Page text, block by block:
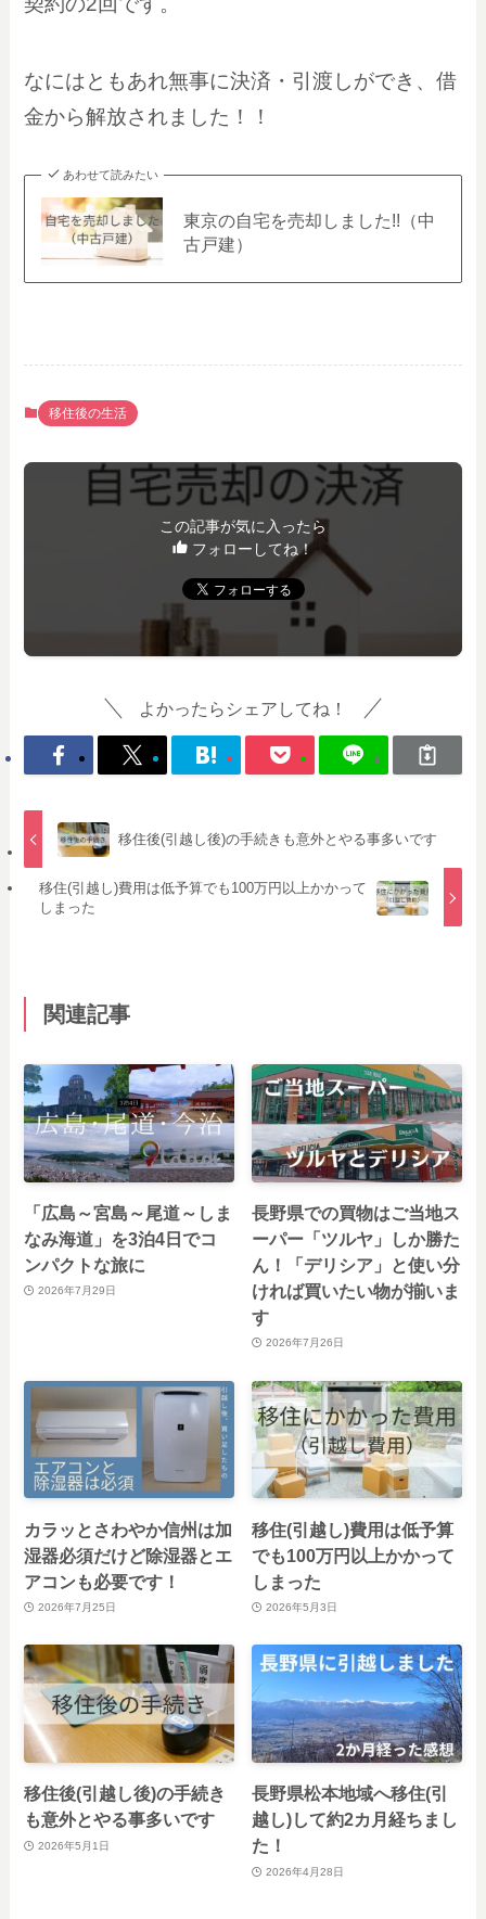
なにはともあれ無事に決済・引渡しができ、借
金から解放されました！！
あわせて読みたい
東京の自宅を売却しました!!（中
古戸建）
移住後の生活
この記事が気に入ったら
フォローしてね！
よかったらシェアしてね！
移住後(引越し後)の手続きも意外とやる事多いです
移住(引越し)費用は低予算でも100万円以上かかって
しまった
関連記事
「広島～宮島～尾道～しま
なみ海道」を3泊4日でコ
ンパクトな旅に
2026年7月29日
長野県での買物はご当地ス
ーパー「ツルヤ」しか勝た
ん！「デリシア」と使い分
ければ買いたい物が揃いま
す
2026年7月26日
カラッとさわやか信州は加
湿器必須だけど除湿器とエ
アコンも必要です！
2026年7月25日
移住(引越し)費用は低予算
でも100万円以上かかって
しまった
2026年5月3日
移住後(引越し後)の手続き
も意外とやる事多いです
2026年5月1日
長野県松本地域へ移住(引
越し)して約2カ月経ちまし
た！
2026年4月28日